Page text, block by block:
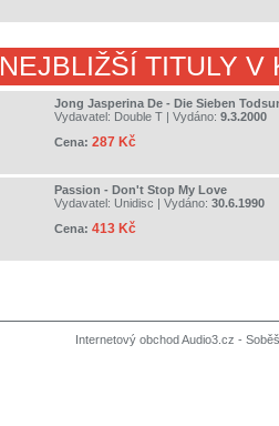
NEJBLIŽŠÍ TITULY V
Jong Jasperina De - Die Sieben
Vydavatel: Double T | Vydáno: 9.3.2000
Cena: 287 Kč
Passion - Don't Stop My Love
Vydavatel: Unidisc | Vydáno: 30.6.1990
Cena: 413 Kč
Internetový obchod Audio3.cz -